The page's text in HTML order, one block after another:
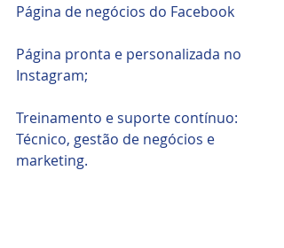
Página de negócios do Facebook
Página pronta e personalizada no
Instagram;
Treinamento e suporte contínuo:
Técnico, gestão de negócios e
marketing.